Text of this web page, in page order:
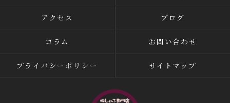
アクセス ブログ
コラム お問い合わせ
プライバシーポリシー サイトマップ